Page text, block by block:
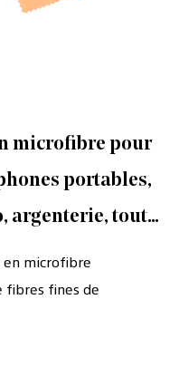
microfibre pour
portables,
argenterie, toute
microfibre
fibres fines de